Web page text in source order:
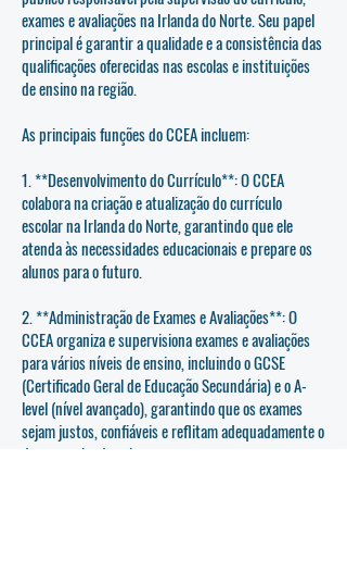
exames e avaliações na Irlanda do Norte. Seu papel
principal é garantir a qualidade e a consistência das
qualificações oferecidas nas escolas e instituições
de ensino na região.
As principais funções do CCEA incluem:
1. **Desenvolvimento do Currículo**: O CCEA
colabora na criação e atualização do currículo
escolar na Irlanda do Norte, garantindo que ele
atenda às necessidades educacionais e prepare os
alunos para o futuro.
2. **Administração de Exames e Avaliações**: O
CCEA organiza e supervisiona exames e avaliações
para vários níveis de ensino, incluindo o GCSE
(Certificado Geral de Educação Secundária) e o A-
level (nível avançado), garantindo que os exames
sejam justos, confiáveis e reflitam adequadamente o
desempenho dos alunos.